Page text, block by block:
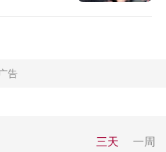
三天 一周